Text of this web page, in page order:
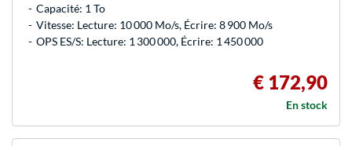
Capacité: 1 To
Vitesse: Lecture: 10 000 Mo/s, Écrire: 8 900 Mo/s
OPS ES/S: Lecture: 1 300 000, Écrire: 1 450 000
€ 172,90
En stock